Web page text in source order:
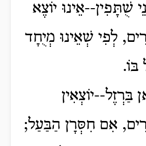
שֻׁתָּפִין--אֵינוּ יוֹצֶא
לְפִי שְׁאֵינוּ מְיֻחָד
בּוֹ.
בַּרְזֶל--יוֹצְאִין
אִם חִסְּרָן הַבַּעַל;